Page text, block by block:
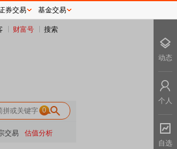
财富号 搜索
0
交易 估值分析
券交易 基金交易
动态
个人
自选